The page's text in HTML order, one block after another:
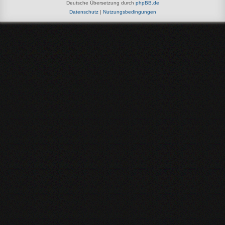
Deutsche Übersetzung durch phpBB.de
Datenschutz| Nutzungsbedingungen